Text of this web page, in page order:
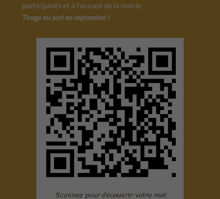
participants et à l’accueil de la mairie
Tirage au sort en septembre !